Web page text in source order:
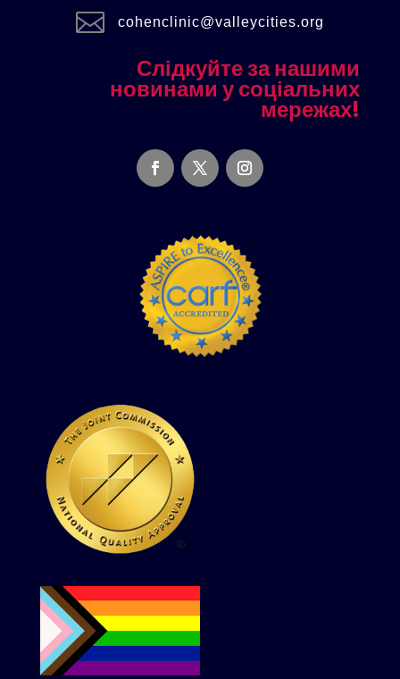
 cohenclinic@valleycities.org
Слідкуйте за нашими
новинами у соціальних
мережах!